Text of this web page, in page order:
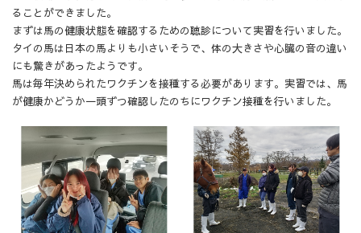
ることができました。
まずは馬の健康状態を確認するための聴診について実習を行いました。
タイの馬は日本の馬よりも小さいそうで、 体の大きさや心臓の音の違い
にも驚きがあったようです。
馬は毎年決められたワクチンを接種する必要があります。 実習では、 馬
が健康かどうか一頭ずつ確認したのちにワクチン接種を行いました。